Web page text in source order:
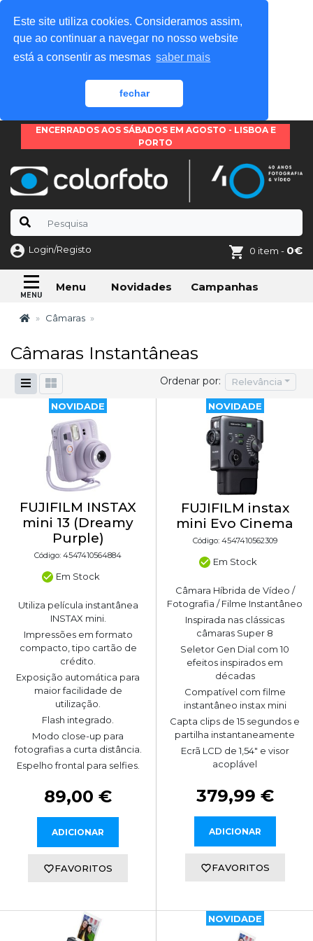
Este site utiliza cookies. Consideramos assim,
que ao continuar a navegar no nosso website
está a consentir as mesmas saber mais
fechar
ENCERRADOS AOS SÁBADOS EM AGOSTO - LISBOA E
PORTO
Login/Registo 0 item - 0€
Menu Novidades Campanhas
Câmaras
Câmaras Instantâneas
Ordenar por: Relevância
NOVIDADE
FUJIFILM INSTAX
mini 13 (Dreamy
Purple)
Código: 4547410564884
Em Stock
Utiliza película instantânea
INSTAX mini.
Impressões em formato
compacto, tipo cartão de
crédito.
Exposição automática para
maior facilidade de
utilização.
Flash integrado.
Modo close-up para
fotografias a curta distância.
Espelho frontal para selfies.
89,00 €
ADICIONAR
FAVORITOS
NOVIDADE
FUJIFILM instax
mini Evo Cinema
Código: 4547410562309
Em Stock
Câmara Híbrida de Vídeo /
Fotografia / Filme Instantâneo
Inspirada nas clássicas
câmaras Super 8
Seletor Gen Dial com 10
efeitos inspirados em
décadas
Compatível com filme
instantâneo instax mini
Capta clips de 15 segundos e
partilha instantaneamente
Ecrã LCD de 1,54" e visor
acoplável
379,99 €
ADICIONAR
FAVORITOS
NOVIDADE